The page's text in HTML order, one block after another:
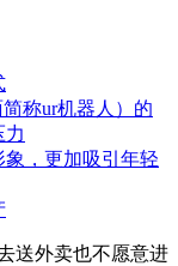
称ur机器人）的
力
，更加吸引年轻
送外卖也不愿意进